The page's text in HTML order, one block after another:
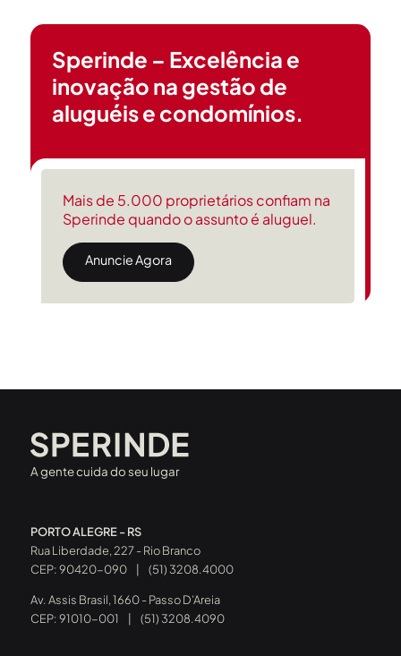
Sperinde – Excelência e
inovação na gestão de
aluguéis e condomínios.
Mais de 5.000 proprietários confiam na
Sperinde quando o assunto é aluguel.
Anuncie Agora
A gente cuida do seu lugar
PORTO ALEGRE - RS
Rua Liberdade, 227 - Rio Branco
CEP: 90420-090
(51) 3208.4000
Av. Assis Brasil, 1660 - Passo D’Areia
CEP: 91010-001
(51) 3208.4090